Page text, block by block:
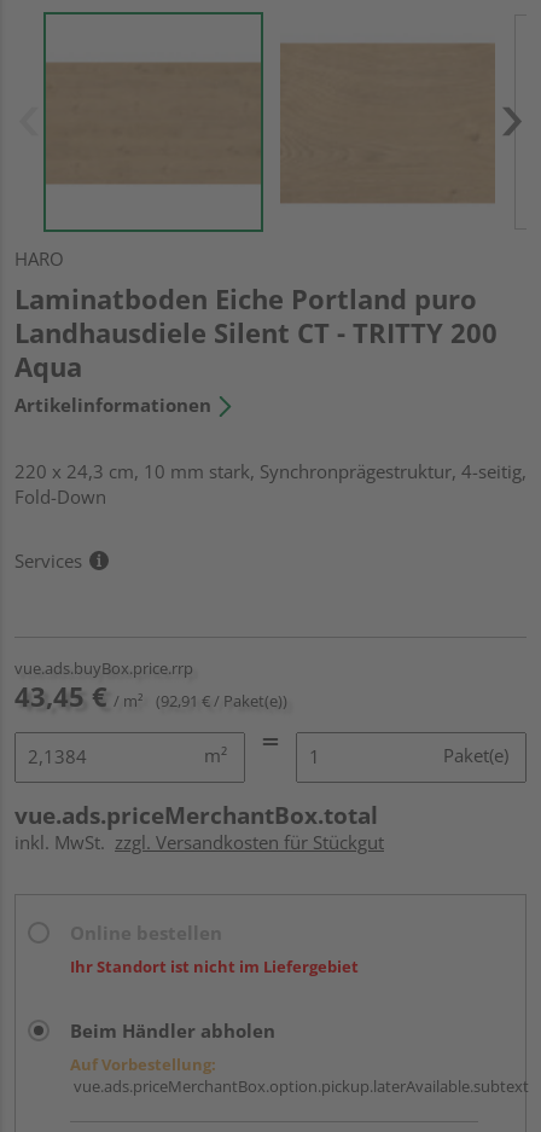
HARO
Laminatboden Eiche Portland puro
Landhausdiele Silent CT - TRITTY 200
Aqua
Artikelinformationen
220 x 24,3 cm, 10 mm stark, Synchronprägestruktur, 4-seitig,
Fold-Down
Services
vue.ads.buyBox.price.rrp
43,45 € / m² (92,91 € / Paket(e))
m² Paket(e)
vue.ads.priceMerchantBox.total
inkl. MwSt. zzgl. Versandkosten für Stückgut
Ihr Standort ist nicht im Liefergebiet
Beim Händler abholen
Auf Vorbestellung:
vue.ads.priceMerchantBox.option.pickup.laterAvailable.subtext